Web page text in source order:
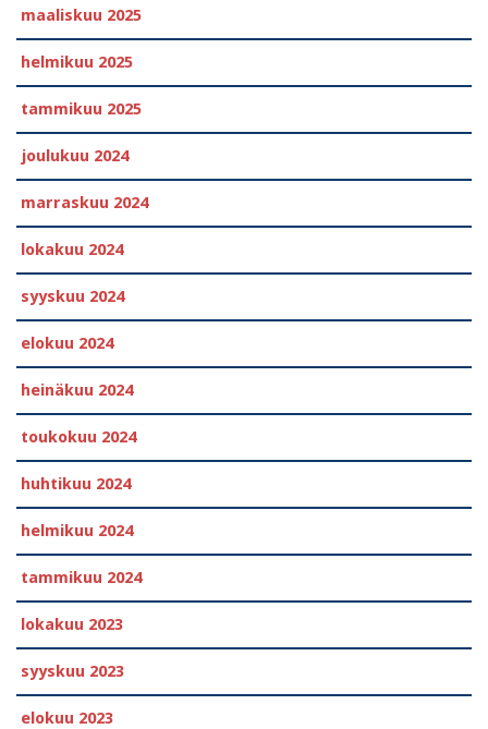
maaliskuu 2025
helmikuu 2025
tammikuu 2025
joulukuu 2024
marraskuu 2024
lokakuu 2024
syyskuu 2024
elokuu 2024
heinäkuu 2024
toukokuu 2024
huhtikuu 2024
helmikuu 2024
tammikuu 2024
lokakuu 2023
syyskuu 2023
elokuu 2023